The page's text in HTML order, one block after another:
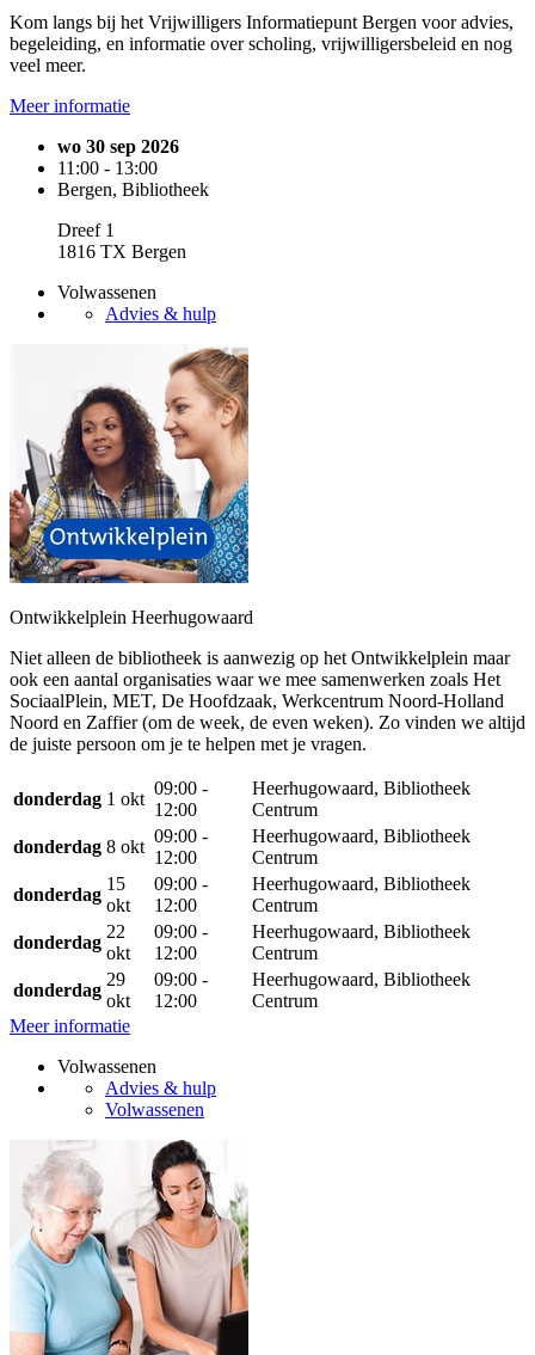
Kom langs bij het Vrijwilligers Informatiepunt Bergen voor advies,
begeleiding, en informatie over scholing, vrijwilligersbeleid en nog
veel meer.
Meer informatie
wo 30 sep 2026
11:00 - 13:00
Bergen, Bibliotheek
Dreef 1
1816 TX Bergen
Volwassenen
Advies & hulp
Ontwikkelplein Heerhugowaard
Niet alleen de bibliotheek is aanwezig op het Ontwikkelplein maar
ook een aantal organisaties waar we mee samenwerken zoals Het
SociaalPlein, MET, De Hoofdzaak, Werkcentrum Noord-Holland
Noord en Zaffier (om de week, de even weken). Zo vinden we altijd
de juiste persoon om je te helpen met je vragen.
donderdag 1 okt
09:00 -
12:00
Heerhugowaard, Bibliotheek
Centrum
donderdag 8 okt
09:00 -
12:00
Heerhugowaard, Bibliotheek
Centrum
donderdag
15
okt
09:00 -
12:00
Heerhugowaard, Bibliotheek
Centrum
donderdag
22
okt
09:00 -
12:00
Heerhugowaard, Bibliotheek
Centrum
donderdag
29
okt
09:00 -
12:00
Heerhugowaard, Bibliotheek
Centrum
Meer informatie
Volwassenen
Advies & hulp
Volwassenen